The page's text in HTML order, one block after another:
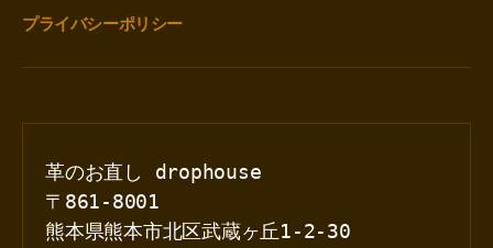
プライバシーポリシー
革のお直し drophouse
〒861-8001
熊本県熊本市北区武蔵ヶ丘1-2-30